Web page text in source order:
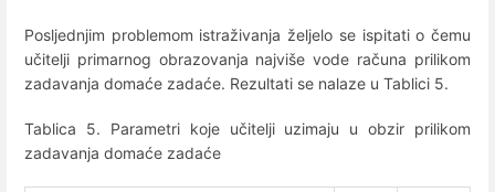
Posljednjim problemom istraživanja željelo se ispitati o čemu
učitelji primarnog obrazovanja najviše vode računa prilikom
zadavanja domaće zadaće. Rezultati se nalaze u Tablici 5.
Tablica 5. Parametri koje učitelji uzimaju u obzir prilikom
zadavanja domaće zadaće